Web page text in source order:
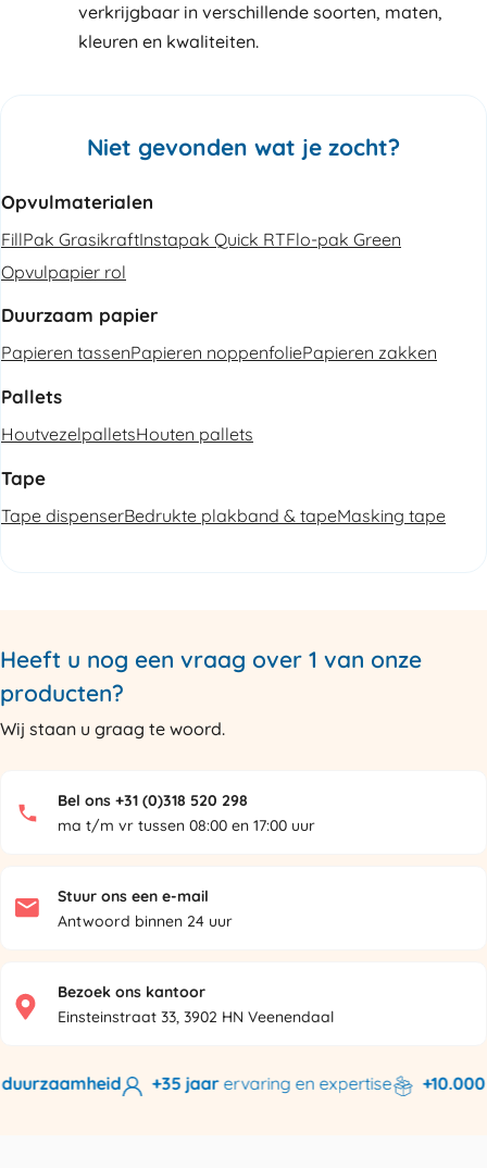
verkrijgbaar in verschillende soorten, maten,
kleuren en kwaliteiten.
Niet gevonden wat je zocht?
Opvulmaterialen
FillPak GrasikraftInstapak Quick RTFlo-pak Green
Opvulpapier rol
Duurzaam papier
Papieren tassenPapieren noppenfoliePapieren zakken
Pallets
HoutvezelpalletsHouten pallets
Tape
Tape dispenserBedrukte plakband & tapeMasking tape
Heeft u nog een vraag over 1 van onze
producten?
Wij staan u graag te woord.
Bel ons +31 (0)318 520 298
ma t/m vr tussen 08:00 en 17:00 uur
Stuur ons een e-mail
Antwoord binnen 24 uur
Bezoek ons kantoor
Einsteinstraat 33, 3902 HN Veenendaal
+35 jaarervaring en expertise +10.000